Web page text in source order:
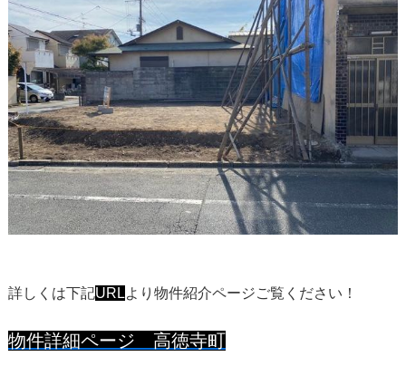
詳しくは下記URLより物件紹介ページご覧ください！
物件詳細ページ 高徳寺町